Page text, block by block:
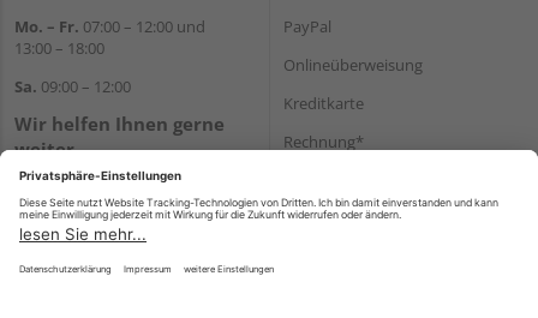
Mo. – Fr. 07:00 – 12:00 und
13:00 – 18:00
Sa. 09:00 – 12:00
Wir helfen Ihnen gerne
weiter
Tel.:+49 8122 14197
E-Mail:vertrieb@holz-liebl.de
PayPal
Onlineüberweisung
Kreditkarte
Rechnung*
Versand